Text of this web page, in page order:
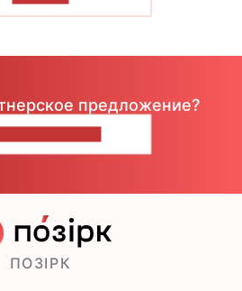
предложение?
ПОЗІРК